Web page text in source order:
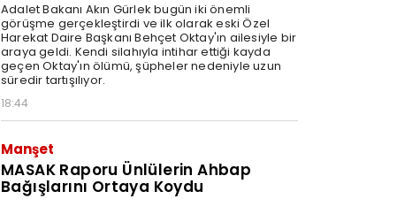
Adalet Bakanı Akın Gürlek bugün iki önemli
görüşme gerçekleştirdi ve ilk olarak eski Özel
Harekat Daire Başkanı Behçet Oktay'ın ailesiyle bir
araya geldi. Kendi silahıyla intihar ettiği kayda
geçen Oktay'ın ölümü, şüpheler nedeniyle uzun
süredir tartışılıyor.
18:44
Manşet
MASAK Raporu Ünlülerin Ahbap
Bağışlarını Ortaya Koydu